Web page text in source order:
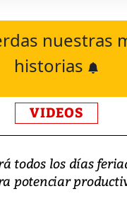
nuestras
historias
VIDEOS
todos los días
potenciar